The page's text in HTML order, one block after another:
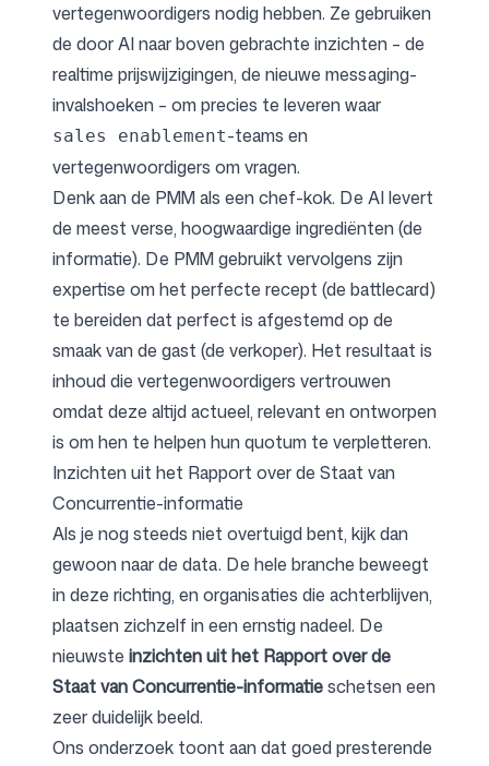
vertegenwoordigers nodig hebben. Ze gebruiken
de door AI naar boven gebrachte inzichten – de
realtime prijswijzigingen, de nieuwe messaging-
invalshoeken – om precies te leveren waar
sales enablement-teams en
vertegenwoordigers om vragen.
Denk aan de PMM als een chef-kok. De AI levert
de meest verse, hoogwaardige ingrediënten (de
informatie). De PMM gebruikt vervolgens zijn
expertise om het perfecte recept (de battlecard)
te bereiden dat perfect is afgestemd op de
smaak van de gast (de verkoper). Het resultaat is
inhoud die vertegenwoordigers vertrouwen
omdat deze altijd actueel, relevant en ontworpen
is om hen te helpen hun quotum te verpletteren.
Inzichten uit het Rapport over de Staat van
Concurrentie-informatie
Als je nog steeds niet overtuigd bent, kijk dan
gewoon naar de data. De hele branche beweegt
in deze richting, en organisaties die achterblijven,
plaatsen zichzelf in een ernstig nadeel. De
nieuwste inzichten uit het Rapport over de
Staat van Concurrentie-informatieschetsen een
zeer duidelijk beeld.
Ons onderzoek toont aan dat goed presterende